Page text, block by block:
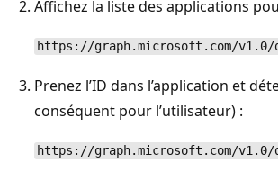
Affichez la liste des applications
https://graph.microsoft.com/v1.0/
Prenez l’ID dans l’application et
conséquent pour l’utilisateur) :
https://graph.microsoft.com/v1.0/